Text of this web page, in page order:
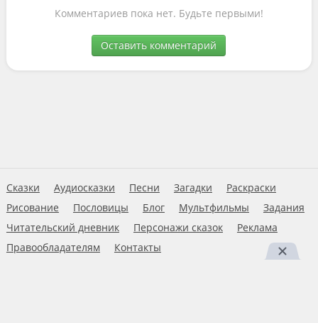
Комментариев пока нет. Будьте первыми!
Оставить комментарий
Сказки Аудиосказки Песни Загадки
Раскраски
Рисование
Пословицы Блог Мультфильмы
Задания
Читательский дневник
Персонажи сказок
Реклама
Правообладателям
Контакты